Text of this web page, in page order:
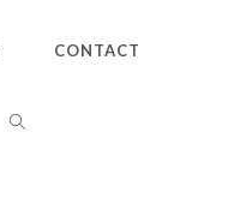
CONTACT
TOGGLE